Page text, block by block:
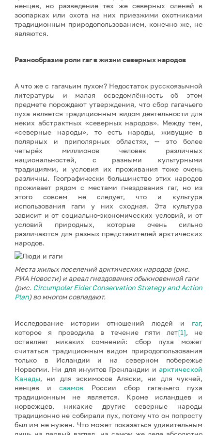
ненцев, но разведение тех же северных оленей в
зоопарках или охота на них приезжими охотниками
традиционным природопользованием, конечно же, не
являются.
Разнообразие роли гаг в жизни северных народов
А что же с гагачьим пухом? Недостаток русскоязычной
литературы и малая осведомлённость об этом
предмете порождают утверждения, что сбор гагачьего
пуха является традиционным видом деятельности для
неких абстрактных «северных народов». Между тем,
«северные народы», то есть народы, живущие в
полярных и приполярных областях, -- это более
четырёх миллионов человек различных
национальностей, с разными культурными
традициями, и условия их проживания тоже очень
различны. Географически большинство этих народов
проживает рядом с местами гнездования гаг, но из
этого совсем не следует, что и культура
использования гаги у них сходная. Эта культура
зависит и от социально-экономических условий, и от
условий природных, которые очень сильно
различаются для разных представителей арктических
народов.
Места жилых поселений арктических народов (рис.
РИА Новости) и ареал гнездования обыкновенной гаги
(рис. Circumpolar Eider Conservation Strategy and Action
Plan) во многом совпадают.
Исследование истории отношений людей и гаг,
которое я проводила в течение пяти лет[1], не
оставляет никаких сомнений: сбор пуха может
считаться традиционным видом природопользования
только в Исландии и на северном побережье
Норвегии. Ни для инуитов Гренландии и арктической
Канады, ни для эскимосов Аляски, ни для чукчей,
ненцев исаамов России сбор гагачьего пуха
традиционным не является. Кроме исландцев и
норвежцев, никакие другие северные народы
традиционно не собирали пух, потому что он попросту
был им не нужен. Что может показаться удивительным